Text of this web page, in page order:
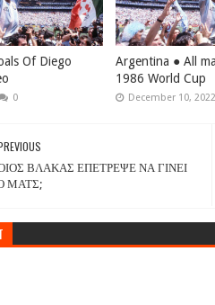
Of Diego
0
Argentina ● All
1986 World Cup
December 10, 2022
ΒΛΑΚΑΣ ΕΠΕΤΡΕΨΕ ΝΑ ΓΙΝΕΙ
ΜΑΤΣ;